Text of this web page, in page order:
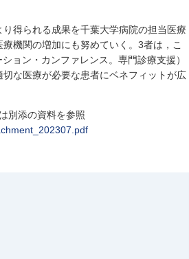
得られる成果を千葉大学病院の担当医療
機関の増加にも努めていく。3者は，こ
ョン・カンファレンス。専門診療支援）
な医療が必要な患者にベネフィットが広
別添の資料を参照